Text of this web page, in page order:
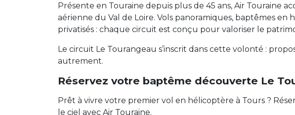
Présente en Touraine depuis plus de 45 ans, Air Touraine
aérienne du Val de Loire. Vols panoramiques, baptêmes
privatisés : chaque circuit est conçu pour valoriser le
Le circuit Le Tourangeau s’inscrit dans cette volonté :
autrement.
Réservez votre baptême découverte Le
Prêt à vivre votre premier vol en hélicoptère à Tours ?
le ciel avec Air Touraine.